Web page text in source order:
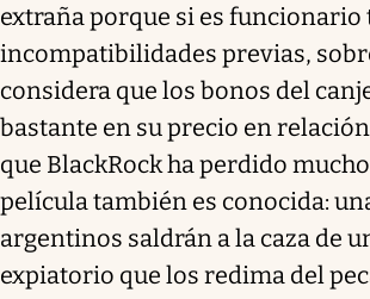
extraña porque si es funcionario
incompatibilidades previas,
considera que los bonos del
bastante en su precio en
que BlackRock ha perdido
película también es conocida:
argentinos saldrán a la caza de
expiatorio que los redima del